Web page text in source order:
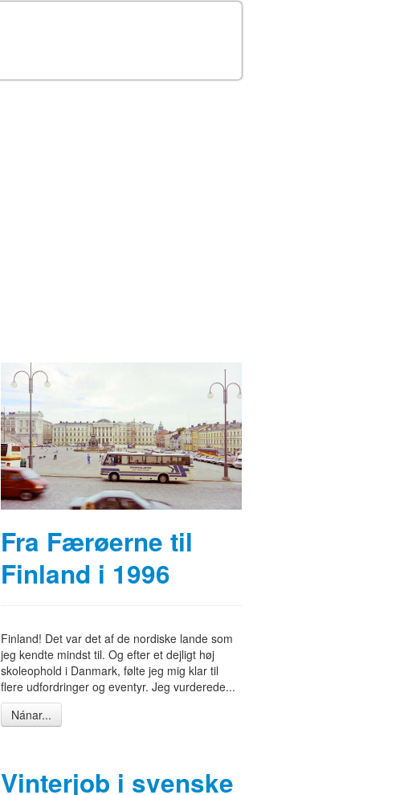
Fra Færøerne til
Finland i 1996
Finland! Det var det af de nordiske lande som
jeg kendte mindst til. Og efter et dejligt høj
skoleophold i Danmark, følte jeg mig klar til
flere udfordringer og eventyr. Jeg vurderede...
Nánar...
Vinterjob i svenske